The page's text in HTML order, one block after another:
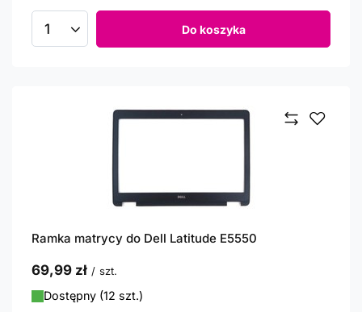
Ilość produktów Do koszyka
Ramka matrycy do Dell Latitude E5550
69,99 zł / szt.
Dostępny (12 szt.)